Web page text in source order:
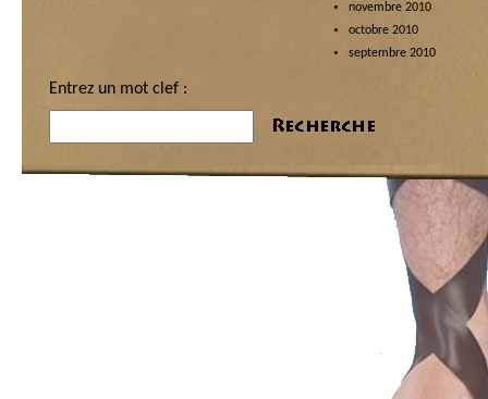
novembre 2010
octobre 2010
septembre 2010
Entrez un mot clef :